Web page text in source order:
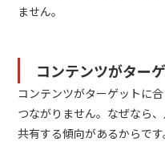
ません。
コンテンツがター
コンテンツがターゲットに
つながりません。なぜなら
共有する傾向があるからです